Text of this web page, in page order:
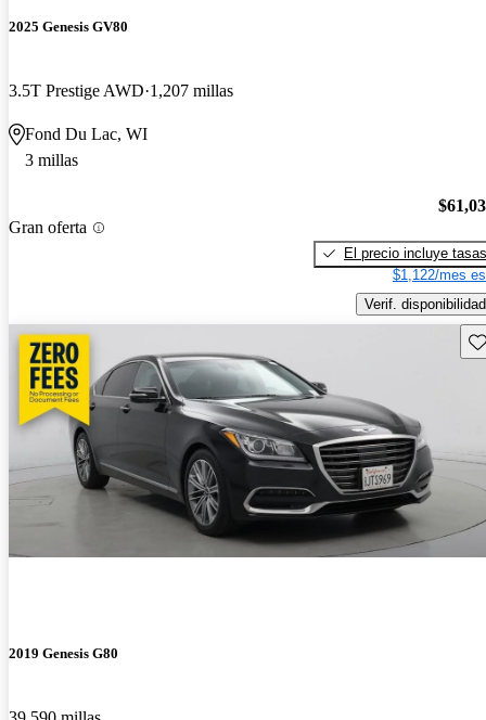
2025 Genesis GV80
3.5T Prestige AWD 1,207 millas
Fond Du Lac, WI
3 millas
Gran oferta
El precio incluye tasas
$1,122/mes
Verif. disponibilidad
2019 Genesis G80